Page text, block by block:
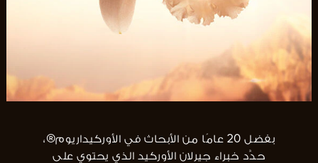
بفضل 20 عامًا من الأبحاث في الأوركيداريوم®،
حدَّد خبراء جيرلان الأوركيد الذي يحتوي على